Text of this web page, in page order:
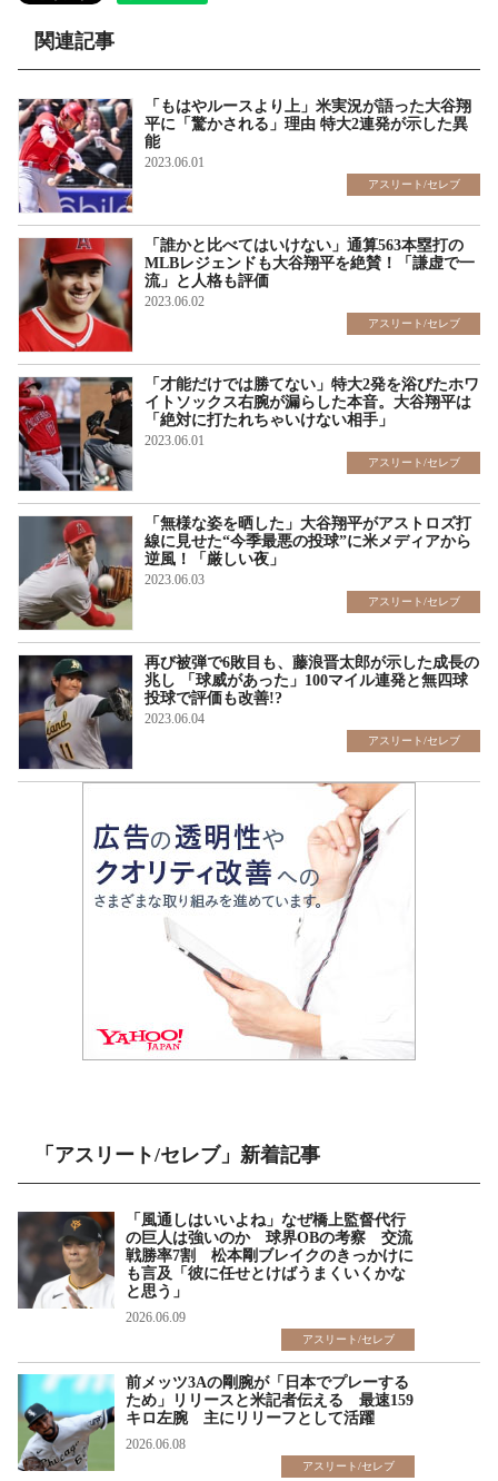
関連記事
「もはやルースより上」米実況が語った大谷翔
平に「驚かされる」理由 特大2連発が示した異
能
2023.06.01
アスリート/セレブ
「誰かと比べてはいけない」通算563本塁打の
MLBレジェンドも大谷翔平を絶賛！「謙虚で一
流」と人格も評価
2023.06.02
アスリート/セレブ
「才能だけでは勝てない」特大2発を浴びたホワ
イトソックス右腕が漏らした本音。大谷翔平は
「絶対に打たれちゃいけない相手」
2023.06.01
アスリート/セレブ
「無様な姿を晒した」大谷翔平がアストロズ打
線に見せた“今季最悪の投球”に米メディアから
逆風！「厳しい夜」
2023.06.03
アスリート/セレブ
再び被弾で6敗目も、藤浪晋太郎が示した成長の
兆し 「球威があった」100マイル連発と無四球
投球で評価も改善!?
2023.06.04
アスリート/セレブ
「アスリート/セレブ」新着記事
「風通しはいいよね」なぜ橋上監督代行
の巨人は強いのか 球界OBの考察 交流
戦勝率7割 松本剛ブレイクのきっかけに
も言及「彼に任せとけばうまくいくかな
と思う」
2026.06.09
アスリート/セレブ
前メッツ3Aの剛腕が「日本でプレーする
ため」リリースと米記者伝える 最速159
キロ左腕 主にリリーフとして活躍
2026.06.08
アスリート/セレブ